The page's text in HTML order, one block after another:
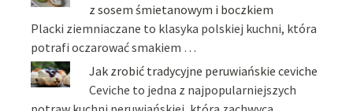
z sosem śmietanowym i boczkiem
Placki ziemniaczane to klasyka polskiej kuchni, która
potrafi oczarować smakiem …
Jak zrobić tradycyjne peruwiańskie ceviche
Ceviche to jedna z najpopularniejszych